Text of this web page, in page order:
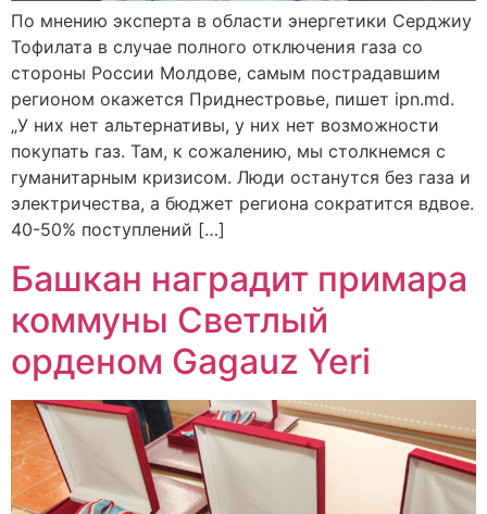
По мнению эксперта в области энергетики Серджиу
Тофилата в случае полного отключения газа со
стороны России Молдове, самым пострадавшим
регионом окажется Приднестровье, пишет ipn.md.
„У них нет альтернативы, у них нет возможности
покупать газ. Там, к сожалению, мы столкнемся с
гуманитарным кризисом. Люди останутся без газа и
электричества, а бюджет региона сократится вдвое.
40-50% поступлений […]
Башкан наградит примара
коммуны Светлый
орденом Gagauz Yeri